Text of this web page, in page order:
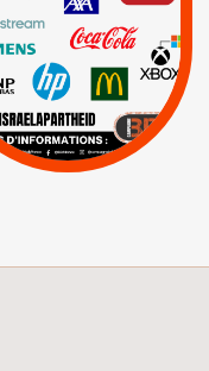
Keter |
Livres et brochures |
Mehadrin | PUMA
Sodastream |
Visuels, tracts,
affiches,...